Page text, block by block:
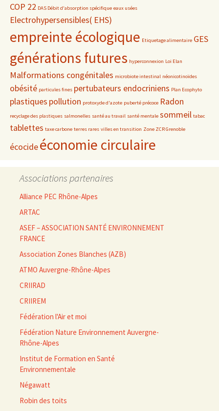
COP 22 DAS Débit d'absorption spécifique eaux usées
Electrohypersensibles( EHS)
empreinte écologique Etiquetage alimentaire GES
générations futures hyperconnexion Loi Elan
Malformations congénitales microbiote intestinal néonicotinoïdes
obésité particules fines pertubateurs endocriniens Plan Ecophyto
plastiques pollution protoxyde d'azote puberté précoce Radon
recyclage des plastiques salmonelles santé au travail santé mentale sommeil tabac
tablettes taxe carbone terres rares villes en transition Zone ZCR Grenoble
écocideéconomie circulaire
Associations partenaires
Alliance PEC Rhône-Alpes
ARTAC
ASEF – ASSOCIATION SANTÉ ENVIRONNEMENT
FRANCE
Association Zones Blanches (AZB)
ATMO Auvergne-Rhône-Alpes
CRIIRAD
CRIIREM
Fédération l'Air et moi
Fédération Nature Environnement Auvergne-
Rhône-Alpes
Institut de Formation en Santé
Environnementale
Négawatt
Robin des toits